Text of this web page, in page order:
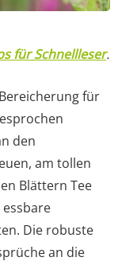
für Schnellleser.
für
den
am tollen
Blättern Tee
Die robuste
an die